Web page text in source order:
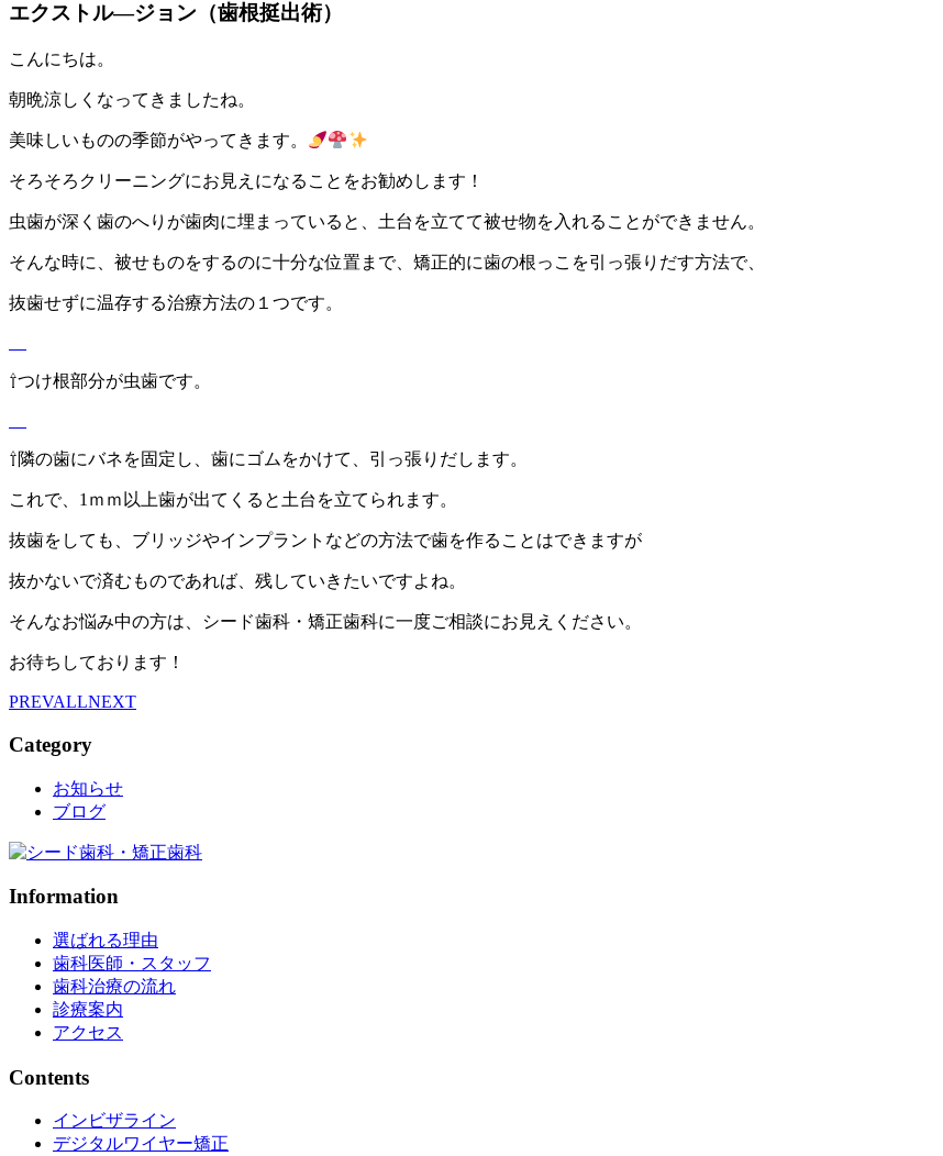
エクストル―ジョン（歯根挺出術）
こんにちは。
朝晩涼しくなってきましたね。
美味しいものの季節がやってきます。
そろそろクリーニングにお見えになることをお勧めします！
虫歯が深く歯のへりが歯肉に埋まっていると、土台を立てて被せ物を入れることができません。
そんな時に、被せものをするのに十分な位置まで、矯正的に歯の根っこを引っ張りだす方法で、
抜歯せずに温存する治療方法の１つです。
⇧つけ根部分が虫歯です。
⇧隣の歯にバネを固定し、歯にゴムをかけて、引っ張りだします。
これで、1ｍｍ以上歯が出てくると土台を立てられます。
抜歯をしても、ブリッジやインプラントなどの方法で歯を作ることはできますが
抜かないで済むものであれば、残していきたいですよね。
そんなお悩み中の方は、シード歯科・矯正歯科に一度ご相談にお見えください。
お待ちしております！
PREVALLNEXT
Category
お知らせ
ブログ
Information
選ばれる理由
歯科医師・スタッフ
歯科治療の流れ
診療案内
アクセス
Contents
インビザライン
デジタルワイヤー矯正